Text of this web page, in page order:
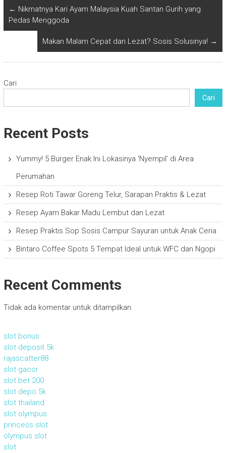
← Nikmatnya Kari Ayam Malaysia Kuah Santan Gurih yang
Pedas Menggoda
Makan Malam Cepat dan Lezat? Sosis Solusinya! →
Cari
Cari
Recent Posts
Yummy! 5 Burger Enak Ini Lokasinya ‘Nyempil’ di Area
Perumahan
Resep Roti Tawar Goreng Telur, Sarapan Praktis & Lezat
Resep Ayam Bakar Madu Lembut dan Lezat
Resep Praktis Sop Sosis Campur Sayuran untuk Anak Ceria
Bintaro Coffee Spots 5 Tempat Ideal untuk WFC dan Ngopi
Recent Comments
Tidak ada komentar untuk ditampilkan.
slot bonus
slot deposit 5k
rajascatter88
slot gacor
slot bet 200
slot depo 5k
slot thailand
slot olympus
princess slot
olympus slot
slot